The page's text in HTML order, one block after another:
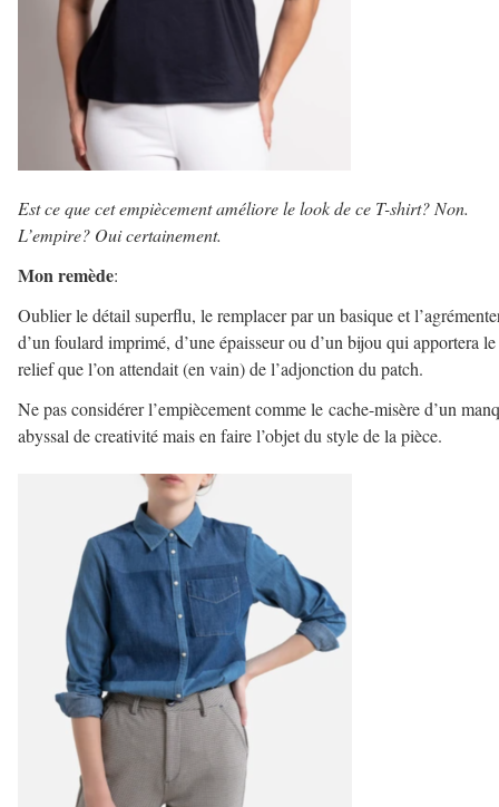
Est ce que cet empiècement améliore le look de ce T-shirt? Non.
L’empire? Oui certainement.
Mon remède:
Oublier le détail superflu, le remplacer par un basique et
d’un foulard imprimé, d’une épaisseur ou d’un bijou qui apportera le
relief que l’on attendait (en vain) de l’adjonction du patch.
Ne pas considérer l’empiècement comme le cache-misère d’un
abyssal de creativité mais en faire l’objet du style de la pièce.